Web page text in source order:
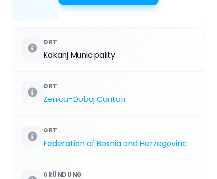
ORT
Kakanj Municipality
ORT
Zenica-Doboj Canton
ORT
Federation of Bosnia and Herzegovina
GRÜNDUNG